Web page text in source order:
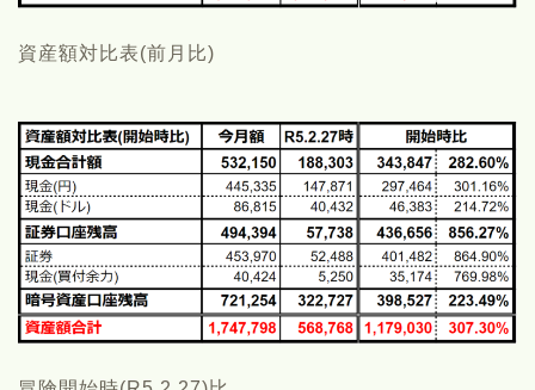
資産額対比表(前月比)